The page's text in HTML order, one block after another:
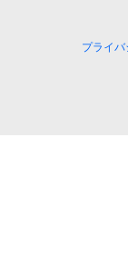
プライ